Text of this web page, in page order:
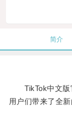
简介
TikTok中文版
用户们带来了全新